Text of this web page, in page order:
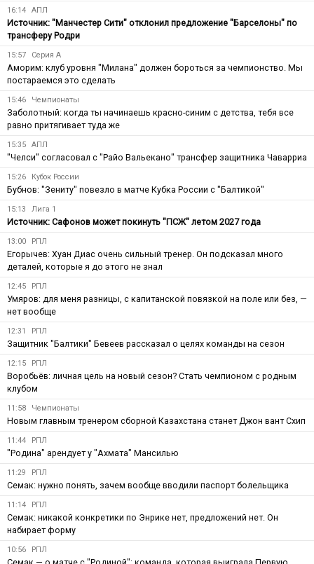
16:14 АПЛ
Источник: "Манчестер Сити" отклонил предложение "Барселоны" по
трансферу Родри
15:57 Серия А
Аморим: клуб уровня "Милана" должен бороться за чемпионство. Мы
постараемся это сделать
15:46 Чемпионаты
Заболотный: когда ты начинаешь красно-синим с детства, тебя все
равно притягивает туда же
15:35 АПЛ
"Челси" согласовал с "Райо Вальекано" трансфер защитника Чаварриа
15:26 Кубок России
Бубнов: "Зениту" повезло в матче Кубка России с "Балтикой"
15:13 Лига 1
Источник: Сафонов может покинуть "ПСЖ" летом 2027 года
13:00 РПЛ
Егорычев: Хуан Диас очень сильный тренер. Он подсказал много
деталей, которые я до этого не знал
12:45 РПЛ
Умяров: для меня разницы, с капитанской повязкой на поле или без, —
нет вообще
12:31 РПЛ
Защитник "Балтики" Бевеев рассказал о целях команды на сезон
12:15 РПЛ
Воробьёв: личная цель на новый сезон? Стать чемпионом с родным
клубом
11:58 Чемпионаты
Новым главным тренером сборной Казахстана станет Джон вант Схип
11:44 РПЛ
"Родина" арендует у "Ахмата" Мансилью
11:29 РПЛ
Семак: нужно понять, зачем вообще вводили паспорт болельщика
11:14 РПЛ
Семак: никакой конкретики по Энрике нет, предложений нет. Он
набирает форму
10:56 РПЛ